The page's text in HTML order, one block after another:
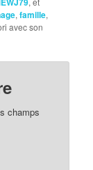
,famille,
avec son
champs